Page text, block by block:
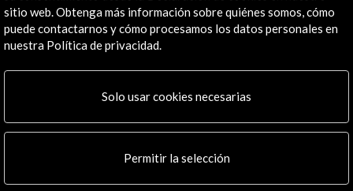
Recibe las últimas NOVEDADES
Suscríbete a nuestro boletín digital Ver último boletín
sitio web. Obtenga más información sobre quiénes somos, cómo
puede contactarnos y cómo procesamos los datos personales en
nuestra Política de privacidad.
Solo usar cookies necesarias
Permitir la selección